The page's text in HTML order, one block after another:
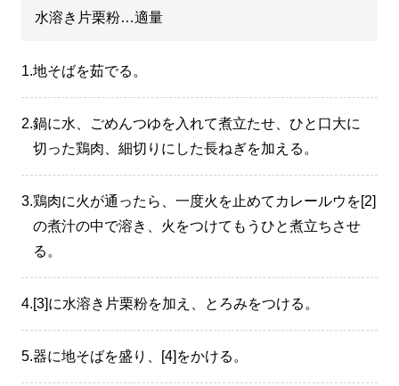
水溶き片栗粉…適量
1.地そばを茹でる。
2.鍋に水、ごめんつゆを入れて煮立たせ、ひと口大に
切った鶏肉、細切りにした長ねぎを加える。
3.鶏肉に火が通ったら、一度火を止めてカレールウを[2]
の煮汁の中で溶き、火をつけてもうひと煮立ちさせ
る。
4.[3]に水溶き片栗粉を加え、とろみをつける。
5.器に地そばを盛り、[4]をかける。